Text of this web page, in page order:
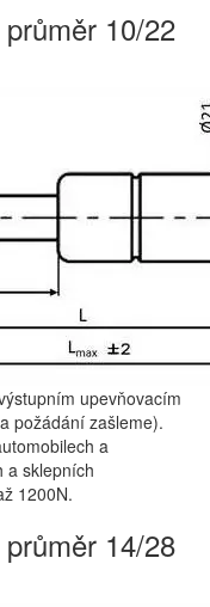
10/22
upevňovacím
požádání zašleme).
a
a sklepních
1200N.
14/28